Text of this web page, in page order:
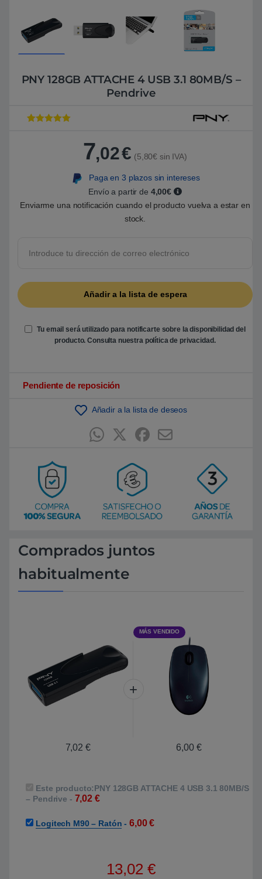
PNY 128GB ATTACHE 4 USB 3.1 80MB/S –
Pendrive
7,02€ (5,80€ sin IVA)
Paga en 3 plazos sin intereses
Envío a partir de 4,00€
Enviarme una notificación cuando el producto vuelva a estar en
stock.
Tu email será utilizado para notificarte sobre la disponibilidad del
producto. Consulta nuestra política de privacidad.
Pendiente de reposición
Añadir a la lista de deseos
Comprados juntos
habitualmente
7,02 €
MÁS VENDIDO
6,00 €
Este producto:PNY 128GB ATTACHE 4 USB 3.1 80MB/S
– Pendrive - 7,02 €
Logitech M90 – Ratón -6,00€
13,02 €